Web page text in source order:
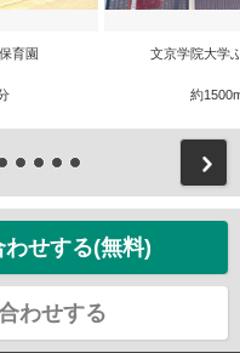
育園 文京学院大学
約
せする(無料)
わせする